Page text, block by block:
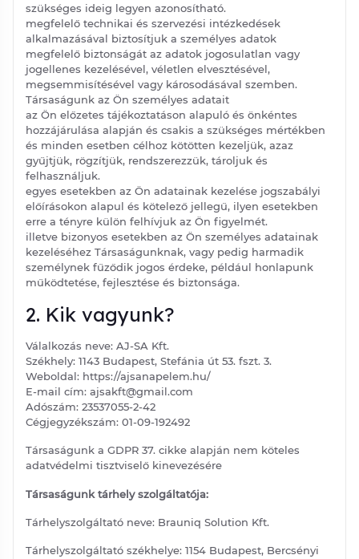
szükséges ideig legyen azonosítható.
megfelelő technikai és szervezési intézkedések
alkalmazásával biztosítjuk a személyes adatok
megfelelő biztonságát az adatok jogosulatlan vagy
jogellenes kezelésével, véletlen elvesztésével,
megsemmisítésével vagy károsodásával szemben.
Társaságunk az Ön személyes adatait
az Ön előzetes tájékoztatáson alapuló és önkéntes
hozzájárulása alapján és csakis a szükséges mértékben
és minden esetben célhoz kötötten kezeljük, azaz
gyűjtjük, rögzítjük, rendszerezzük, tároljuk és
felhasználjuk.
egyes esetekben az Ön adatainak kezelése jogszabályi
előírásokon alapul és kötelező jellegű, ilyen esetekben
erre a tényre külön felhívjuk az Ön figyelmét.
illetve bizonyos esetekben az Ön személyes adatainak
kezeléséhez Társaságunknak, vagy pedig harmadik
személynek fűződik jogos érdeke, például honlapunk
működtetése, fejlesztése és biztonsága.
2. Kik vagyunk?
Válalkozás neve: AJ-SA Kft.
Székhely: 1143 Budapest, Stefánia út 53. fszt. 3.
Weboldal: https://ajsanapelem.hu/
E-mail cím: ajsakft@gmail.com
Adószám: 23537055-2-42
Cégjegyzékszám: 01-09-192492
Társaságunk a GDPR 37. cikke alapján nem köteles
adatvédelmi tisztviselő kinevezésére
Társaságunk tárhely szolgáltatója:
Tárhelyszolgáltató neve: Brauniq Solution Kft.
Tárhelyszolgáltató székhelye: 1154 Budapest, Bercsényi